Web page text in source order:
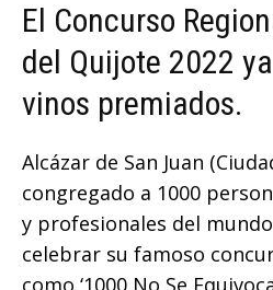
El Concurso
del Quijote 2022
vinos premiados.
Alcázar de San Juan
congregado a 1000
y profesionales del
celebrar su famoso